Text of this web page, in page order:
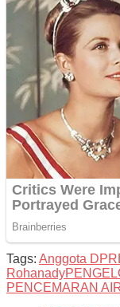
Tags: Anggota
Rohanady
PENCEMARAN